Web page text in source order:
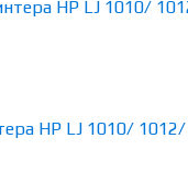
HP LJ 1010/ 1012/